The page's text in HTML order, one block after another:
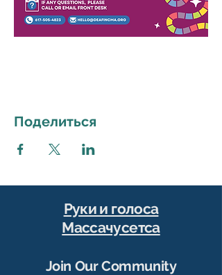
Поделиться
Руки и голоса
Массачусетса
Join Our Community